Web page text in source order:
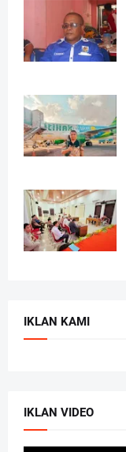
IKLAN KAMI
IKLAN VIDEO